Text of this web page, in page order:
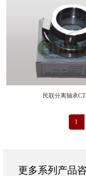
民联分离轴承
1
更多系列产品